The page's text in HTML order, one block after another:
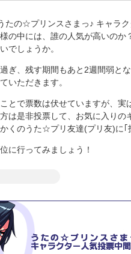
たの☆プリンスさまっ♪ キャラク
の中には、誰の人気が高いの
でしょうか。
ぎ、残す期間もあと2週間弱とな
いただきます。
とで票数は伏せていますが、実
は是非投票して、お気に入りの
くのうた☆プリ友達(プリ友)に｢
に行ってみましょう！